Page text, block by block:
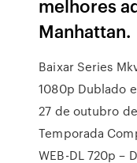
melhores
Manhattan.
Baixar Series
1080p Dublado
27 de outubro
Temporada
WEB-DL 720p –